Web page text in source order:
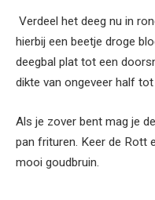
Verdeel het deeg nu in
hierbij een beetje droge
deegbal plat tot een
dikte van ongeveer half
Als je zover bent mag je
pan frituren. Keer de Rott
mooi goudbruin.